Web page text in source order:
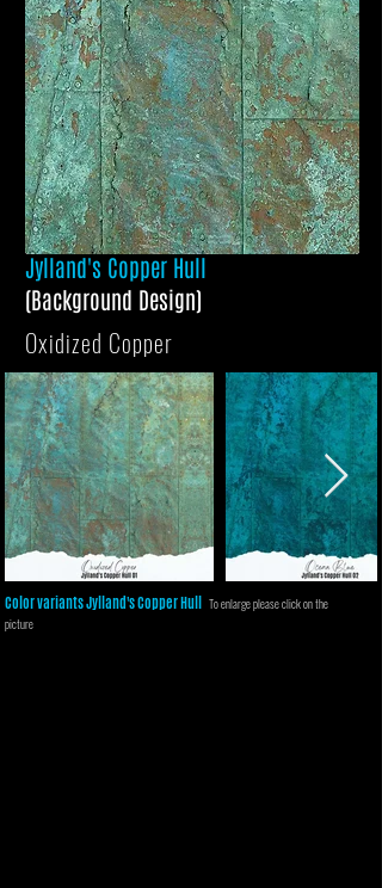
Jylland's Copper Hull
(Background Design)
Oxidized Copper
Color variants Jylland's Copper Hull To enlarge please click on the
picture